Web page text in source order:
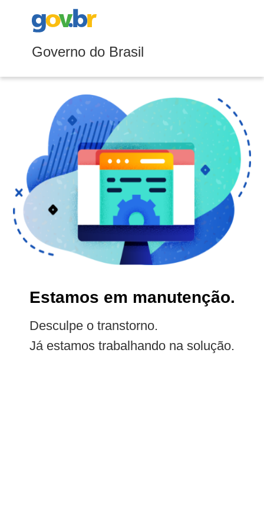
Governo do Brasil
Estamos em manutenção.
Desculpe o transtorno.
Já estamos trabalhando na solução.